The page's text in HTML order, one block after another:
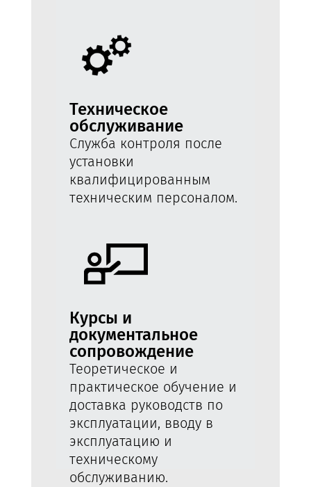
Техническое
обслуживание
Служба контроля после
установки
квалифицированным
техническим персоналом.
Курсы и
документальное
сопровождение
Теоретическое и
практическое обучение и
доставка руководств по
эксплуатации, вводу в
эксплуатацию и
техническому
обслуживанию.